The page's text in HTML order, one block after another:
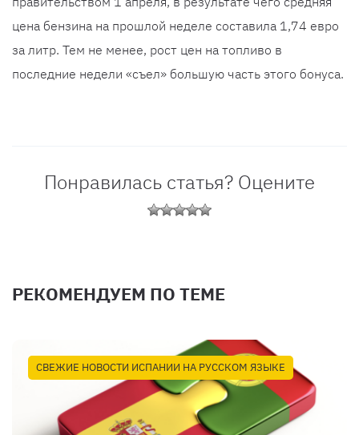
цена бензина на прошлой неделе составила 1,74 евро
за литр. Тем не менее, рост цен на топливо в
последние недели «съел» большую часть этого бонуса.
Понравилась статья? Оцените
РЕКОМЕНДУЕМ ПО ТЕМЕ
СВЕЖИЕ НОВОСТИ ИСПАНИИ НА РУССКОМ ЯЗЫКЕ